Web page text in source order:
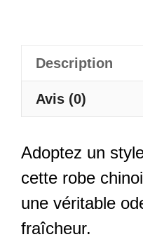
Description
Avis (0)
Adoptez un
cette robe
une véritable
fraîcheur.